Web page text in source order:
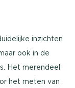
inzichten
ook in de
Het merendeel
het meten van